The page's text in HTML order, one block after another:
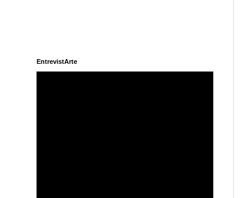
EntrevistArte